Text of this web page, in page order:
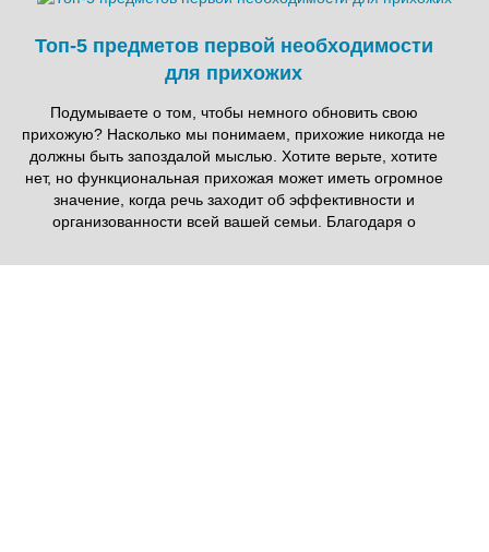
Топ-5 предметов первой необходимости
для прихожих
Подумываете о том, чтобы немного обновить свою
прихожую? Насколько мы понимаем, прихожие никогда не
должны быть запоздалой мыслью. Хотите верьте, хотите
нет, но функциональная прихожая может иметь огромное
значение, когда речь заходит об эффективности и
организованности всей вашей семьи. Благодаря о